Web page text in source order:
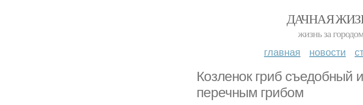
ДАЧНАЯ
жизнь за
главная новости
Козленок гриб съедобный
перечным грибом